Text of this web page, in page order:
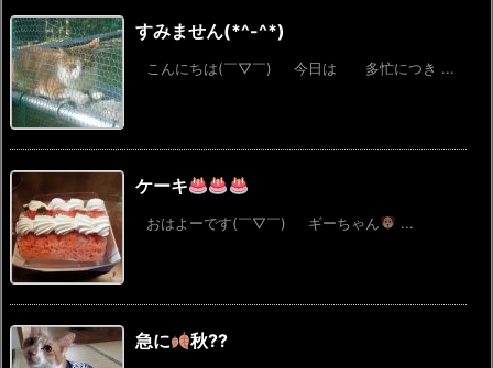
すみません(*^-^*)
こんにちは(￣▽￣) 今日は 多忙につき ...
ケーキ
おはよーです(￣▽￣) ギーちゃん ...
急に 秋⁇